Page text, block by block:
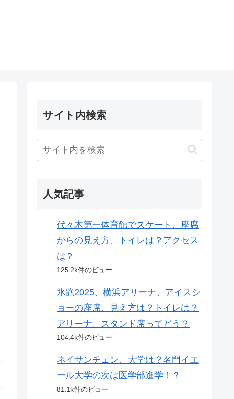
サイト内検索
人気記事
代々木第一体育館でスケート、座席
からの見え方、トイレは？アクセス
は？
125.2k件のビュー
氷艶2025、横浜アリーナ、アイスシ
ョーの座席、見え方は？トイレは？
アリーナ、スタンド席ってどう？
104.4k件のビュー
ネイサンチェン、大学は？名門イエ
ール大学の次は医学部進学！？
81.1k件のビュー